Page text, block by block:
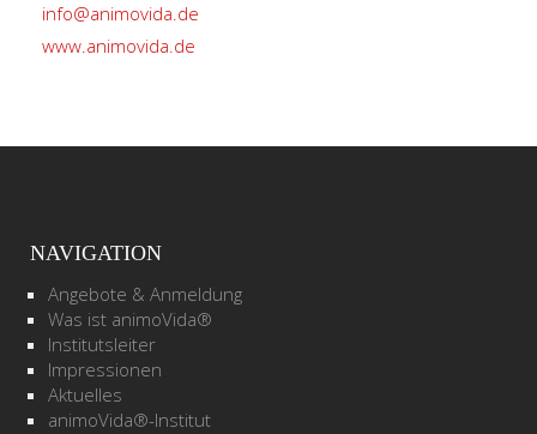
info@animovida.de
www.animovida.de
NAVIGATION
Angebote & Anmeldung
Was ist animoVida®
Institutsleiter
Impressionen
Aktuelles
animoVida®-Institut